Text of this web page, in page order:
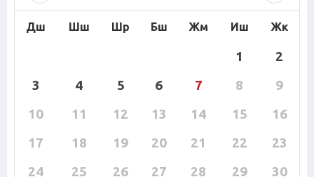
Дш Шш Шр Бш Жм Иш Жк
1
2
3
4 5 6 7 8
9
10
11 12 13 14 15
16
17
18 19 20 21 22
23
24
25 26 27 28 29
30